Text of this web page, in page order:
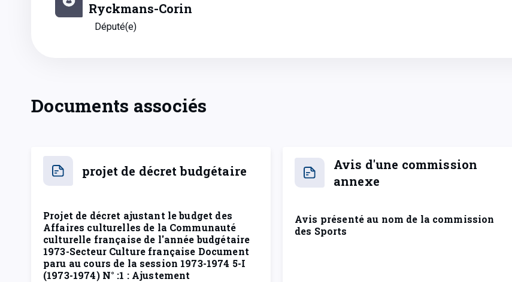
Ryckmans-Corin
Député(e)
Documents associés
projet de décret budgétaire
Projet de décret ajustant le budget des
Affaires culturelles de la Communauté
culturelle française de l'année budgétaire
1973-Secteur Culture française Document
paru au cours de la session 1973-1974 5-I
(1973-1974) N° :1 : Ajustement
Avis d'une commission
annexe
Avis présenté au nom de la commission
des Sports